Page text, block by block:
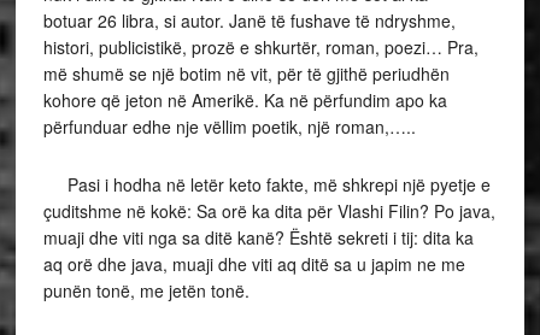
botuar 26 libra, si autor. Janë të fushave të ndryshme,
histori, publicistikë, prozë e shkurtër, roman, poezi… Pra,
më shumë se një botim në vit, për të gjithë periudhën
kohore që jeton në Amerikë. Ka në përfundim apo ka
përfunduar edhe nje vëllim poetik, një roman,…..
Pasi i hodha në letër keto fakte, më shkrepi një pyetje e
çuditshme në kokë: Sa orë ka dita për Vlashi Filin? Po java,
muaji dhe viti nga sa ditë kanë? Është sekreti i tij: dita ka
aq orë dhe java, muaji dhe viti aq ditë sa u japim ne me
punën tonë, me jetën tonë.